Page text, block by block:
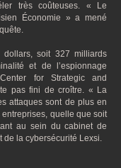
très coûteuses. « Le
Économie » a mené
soit 327 milliards
et de l’espionnage
for Strategic and
pas fini de croître. « La
attaques sont de plus en
quelle que soit
au sein du cabinet de
de la cybersécurité Lexsi.